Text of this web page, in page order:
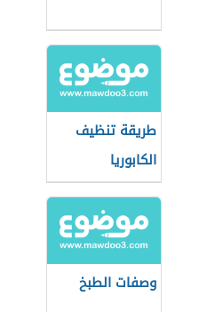
طريقة تنظيف
الكابوريا
وصفات الطبخ